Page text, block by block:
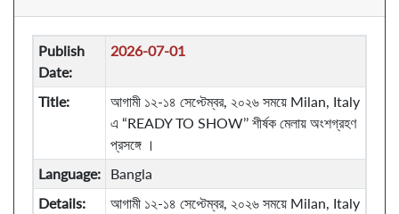
Publish
Date:
2026-07-01
Title:
আগামী ১২-১৪ সেপ্টেম্বর, ২০২৬ সময়ে Milan, Italy
এ “READY TO SHOW’’ শীর্ষক মেলায় অংশগ্রহণ
প্রসঙ্গে ।
Language:
Bangla
Details:
আগামী ১২-১৪ সেপ্টেম্বর, ২০২৬ সময়ে Milan, Italy